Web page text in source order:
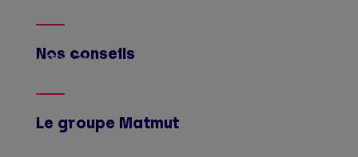
Nos conseils
Afficher
Le groupe Matmut